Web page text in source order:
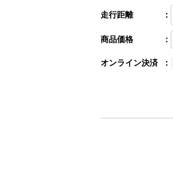
走行距離 ：
商品価格 ：
オンライン決済 ：